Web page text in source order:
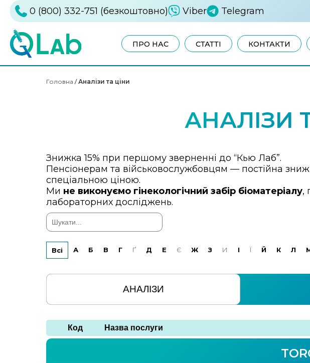
0 (800) 332-751 (безкоштовно) Viber Telegram
ПРО НАС СТАТТІ КОНТАКТИ
Головна /Аналізи та ціни
АНАЛІЗИ
Знижка 15% при першому зверненні до “Кью Лаб”.
Пенсіонерам та військовослужбовцям — постійна
спеціальною ціною.
Ми не виконуємо гінекологічний забір біоматеріалу,
лабораторних досліджень.
Всі А Б В Г Ґ Д Е Є Ж З И І Ї Й К Л
АНАЛІЗИ
Код Назва послуги